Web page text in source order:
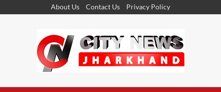
About Us Contact Us Privacy Policy